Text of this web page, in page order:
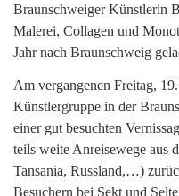
Braunschweiger Künstlerin
Malerei, Collagen und
Jahr nach Braunschweig
Am vergangenen Freitag,
Künstlergruppe in der
einer gut besuchten
teils weite Anreisewege aus
Tansania, Russland,…)
Besuchern bei Sekt und